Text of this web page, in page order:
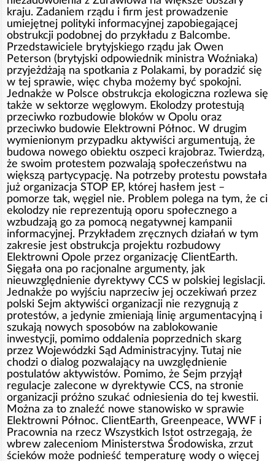
kraju. Zadaniem rządu i firm jest prowadzenie
umiejętnej polityki informacyjnej zapobiegającej
obstrukcji podobnej do przykładu z Balcombe.
Przedstawiciele brytyjskiego rządu jak Owen
Peterson (brytyjski odpowiednik ministra Woźniaka)
przyjeżdżają na spotkania z Polakami, by poradzić się
w tej sprawie, więc chyba możemy być spokojni.
Jednakże w Polsce obstrukcja ekologiczna rozlewa się
także w sektorze węglowym. Ekolodzy protestują
przeciwko rozbudowie bloków w Opolu oraz
przeciwko budowie Elektrowni Północ. W drugim
wymienionym przypadku aktywiści argumentują, że
budowa nowego obiektu oszpeci krajobraz. Twierdzą,
że swoim protestem pozwalają społeczeństwu na
większą partycypację. Na potrzeby protestu powstała
już organizacja STOP EP, której hasłem jest –
pomorze tak, węgiel nie. Problem polega na tym, że ci
ekolodzy nie reprezentują oporu społecznego a
wzbudzają go za pomocą negatywnej kampanii
informacyjnej. Przykładem zręcznych działań w tym
zakresie jest obstrukcja projektu rozbudowy
Elektrowni Opole przez organizację ClientEarth.
Sięgała ona po racjonalne argumenty, jak
nieuwzględnienie dyrektywy CCS w polskiej legislacji.
Jednakże po wyjściu naprzeciw jej oczekiwań przez
polski Sejm aktywiści organizacji nie rezygnują z
protestów, a jedynie zmieniają linię argumentacyjną i
szukają nowych sposobów na zablokowanie
inwestycji, pomimo oddalenia poprzednich skarg
przez Wojewódzki Sąd Administracyjny. Tutaj nie
chodzi o dialog pozwalający na uwzględnienie
postulatów aktywistów. Pomimo, że Sejm przyjął
regulacje zalecone w dyrektywie CCS, na stronie
organizacji próżno szukać odniesienia do tej kwestii.
Można za to znaleźć nowe stanowisko w sprawie
Elektrowni Północ. ClientEarth, Greenpeace, WWF i
Pracownia na rzecz Wszystkich Istot ostrzegają, że
wbrew zaleceniom Ministerstwa Środowiska, zrzut
ścieków może podnieść temperaturę wody o więcej